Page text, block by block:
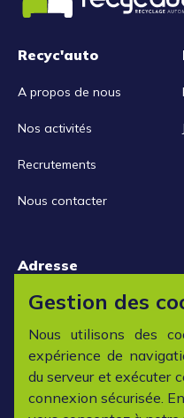
Recyc'auto
A propos de nous
Nos activités
Recrutements
Nous contacter
Adresse
15 rue de la Libération
42152 L'horme
Horaires
Gestion des
Nous utilisons des
expérience de
du serveur et exécuter
connexion sécurisée.